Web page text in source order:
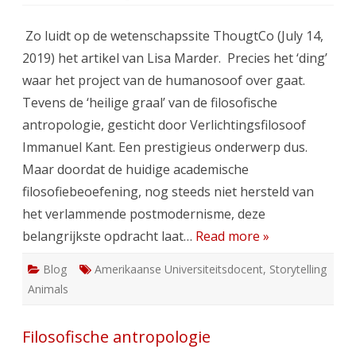
?
Zo luidt op de wetenschapssite ThougtCo (July 14,
2019) het artikel van Lisa Marder. Precies het ‘ding’
waar het project van de humanosoof over gaat.
Tevens de ‘heilige graal’ van de filosofische
antropologie, gesticht door Verlichtingsfilosoof
Immanuel Kant. Een prestigieus onderwerp dus.
Maar doordat de huidige academische
filosofiebeoefening, nog steeds niet hersteld van
het verlammende postmodernisme, deze
belangrijkste opdracht laat… Read more »
Blog Amerikaanse Universiteitsdocent, Storytelling
Animals
Filosofische antropologie